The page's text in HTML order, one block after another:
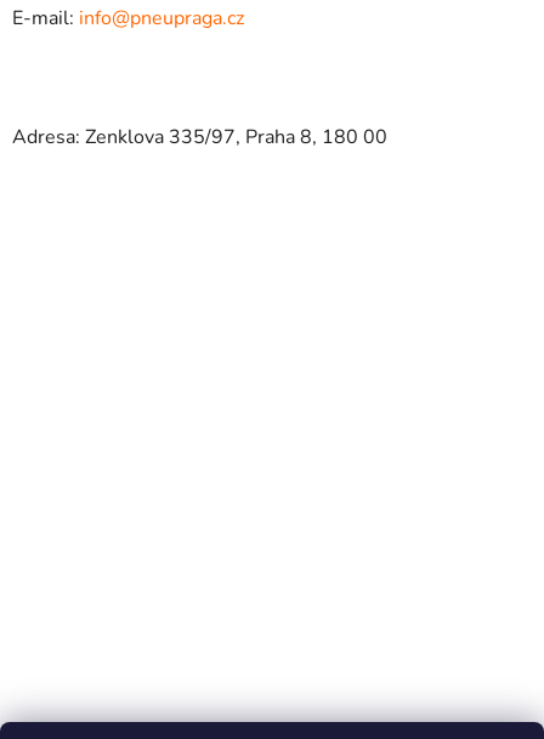
E-mail: info@pneupraga.cz
Adresa: Zenklova 335/97, Praha 8, 180 00